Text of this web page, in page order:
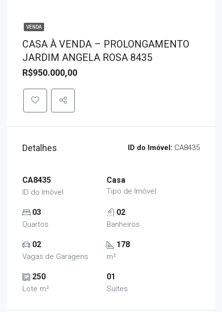
VENDA
CASA À VENDA – PROLONGAMENTO
JARDIM ANGELA ROSA 8435
R$950.000,00
Detalhes ID do Imóvel: CA8435
CA8435
ID do Imóvel
Casa
Tipo de Imóvel
03
Quartos
02
Banheiros
02
Vagas de Garagens
178
m²
250
Lote m²
01
Suítes